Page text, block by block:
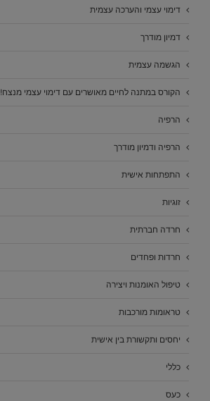
דימוי עצמי והערכה עצמית
דמיון מודרך
הגשמה עצמית
הקורס במתנה לחיים מאושרים עם דימוי עצמי מנצח!
הרפיה
הרפיה ודמיון מודרך
התפתחות אישית
זוגיות
חרדה חברתית
חרדות ופחדים
טיפול האומנות ויצירה
טראומות מורכבות
יחסים ותקשורת בין אישית
כללי
כעס